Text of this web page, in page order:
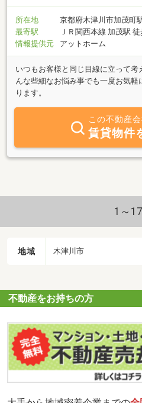
所在地
京都府木津川市加茂町
最寄駅
ＪＲ関西本線 加茂駅 徒
情報提供元
アットホーム
いつもお客様と同じ目線に立って
んな些細なお悩み事でも一度お気
ります。
この不動産
賃貸物件
1～17
地域 木津川市
不動産をお持ちの方